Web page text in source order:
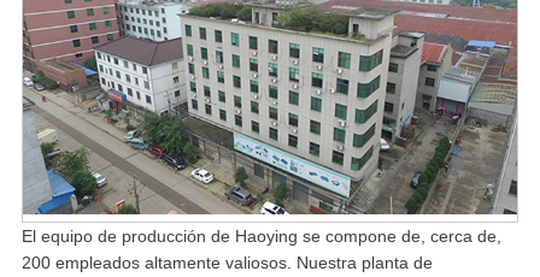
El equipo de producción de Haoying se compone de, cerca de,
200 empleados altamente valiosos. Nuestra planta de